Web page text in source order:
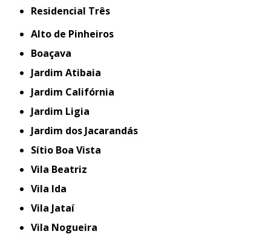
Residencial Três
Alto de Pinheiros
Boaçava
Jardim Atibaia
Jardim Califórnia
Jardim Ligia
Jardim dos Jacarandás
Sítio Boa Vista
Vila Beatriz
Vila Ida
Vila Jataí
Vila Nogueira